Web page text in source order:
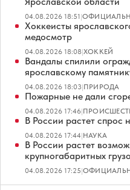
04.08.2026 18:51|
Хоккеисты
медосмотр
04.08.2026 18:08|ХОККЕЙ
Вандалы спилили
ярославскому
04.08.2026 18:03|ПРИРОДА
Пожарные не дали
04.08.2026 17:46|
В России растет спрос
04.08.2026 17:44|НАУКА
В России растет
крупногабаритных
04.08.2026 17:25|